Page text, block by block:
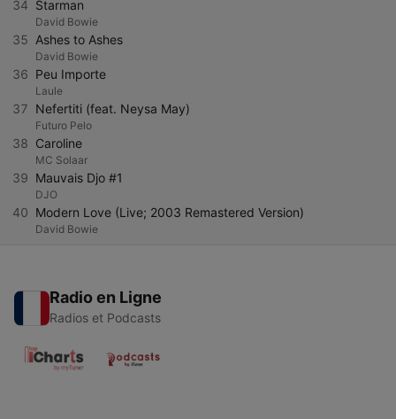
34 Starman
David Bowie
35 Ashes to Ashes
David Bowie
36 Peu Importe
Laule
37 Nefertiti (feat. Neysa May)
Futuro Pelo
38 Caroline
MC Solaar
39 Mauvais Djo #1
DJO
40 Modern Love (Live; 2003 Remastered Version)
David Bowie
Radio en Ligne
Radios et Podcasts